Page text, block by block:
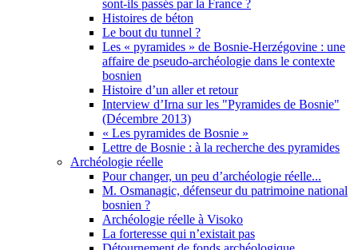
sont-ils passés par la France ?
Histoires de béton
Le bout du tunnel ?
Les « pyramides » de Bosnie-Herzégovine : une
affaire de pseudo-archéologie dans le contexte
bosnien
Histoire d’un aller et retour
Interview d’Irna sur les "Pyramides de Bosnie"
(Décembre 2013)
« Les pyramides de Bosnie »
Lettre de Bosnie : à la recherche des pyramides
Archéologie réelle
Pour changer, un peu d’archéologie réelle...
M. Osmanagic, défenseur du patrimoine national
bosnien ?
Archéologie réelle à Visoko
La forteresse qui n’existait pas